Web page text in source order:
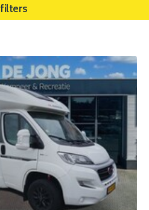
filters